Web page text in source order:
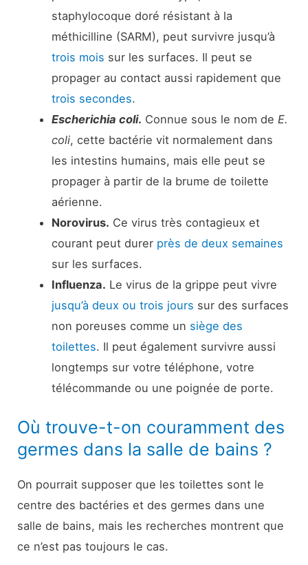
staphylocoque doré résistant à la
méthicilline (SARM), peut survivre jusqu’à
trois mois sur les surfaces. Il peut se
propager au contact aussi rapidement que
trois secondes.
Escherichia coli. Connue sous le nom de E.
coli, cette bactérie vit normalement dans
les intestins humains, mais elle peut se
propager à partir de la brume de toilette
aérienne.
Norovirus. Ce virus très contagieux et
courant peut durer près de deux semaines
sur les surfaces.
Influenza. Le virus de la grippe peut vivre
jusqu’à deux ou trois jours sur des surfaces
non poreuses comme un siège des
toilettes. Il peut également survivre aussi
longtemps sur votre téléphone, votre
télécommande ou une poignée de porte.
Où trouve-t-on couramment des
germes dans la salle de bains ?
On pourrait supposer que les toilettes sont le
centre des bactéries et des germes dans une
salle de bains, mais les recherches montrent que
ce n’est pas toujours le cas.